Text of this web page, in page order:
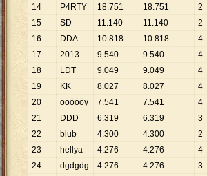
14
P4RTY 18.751 18.751 2
15
SD 11.140 11.140 2
16
DDA 10.818 10.818 4
17
2013 9.540 9.540 4
18
LDT 9.049 9.049 4
19
KK 8.027 8.027 4
20
öööööy 7.541 7.541 4
21
DDD 6.319 6.319 3
22
blub 4.300 4.300 2
23
hellya 4.276 4.276 4
24
dgdgdg 4.276 4.276 3